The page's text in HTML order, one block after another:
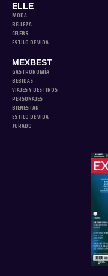
ELLE
MODA
BELLEZA
CELEBS
ESTILO DE VIDA
MEXBEST
GASTRONOMÍA
BEBIDAS
VIAJES Y DESTINOS
PERSONAJES
BIENESTAR
ESTILO DE VIDA
JURADO